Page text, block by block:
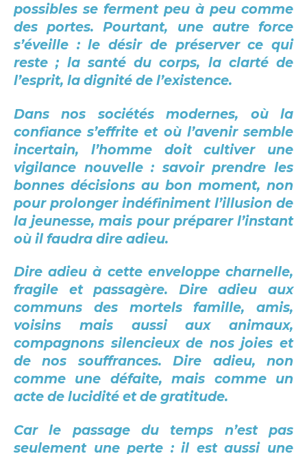
possibles se ferment peu à peu comme
des portes. Pourtant, une autre force
s’éveille : le désir de préserver ce qui
reste ; la santé du corps, la clarté de
l’esprit, la dignité de l’existence.
Dans nos sociétés modernes, où la
confiance s’effrite et où l’avenir semble
incertain, l’homme doit cultiver une
vigilance nouvelle : savoir prendre les
bonnes décisions au bon moment, non
pour prolonger indéfiniment l’illusion de
la jeunesse, mais pour préparer l’instant
où il faudra dire adieu.
Dire adieu à cette enveloppe charnelle,
fragile et passagère. Dire adieu aux
communs des mortels famille, amis,
voisins mais aussi aux animaux,
compagnons silencieux de nos joies et
de nos souffrances. Dire adieu, non
comme une défaite, mais comme un
acte de lucidité et de gratitude.
Car le passage du temps n’est pas
seulement une perte : il est aussi une